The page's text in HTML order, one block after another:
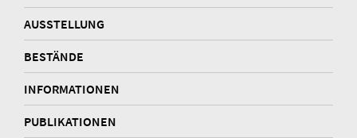
AUSSTELLUNG
BESTÄNDE
INFORMATIONEN
PUBLIKATIONEN